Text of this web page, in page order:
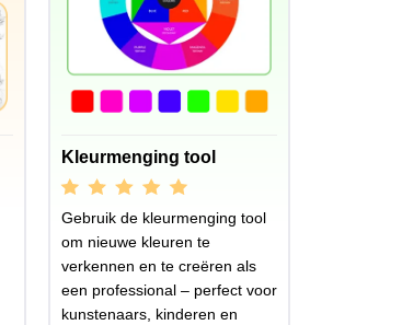
Kleurmenging tool
Gebruik de kleurmenging tool
om nieuwe kleuren te
verkennen en te creëren als
een professional – perfect voor
kunstenaars, kinderen en